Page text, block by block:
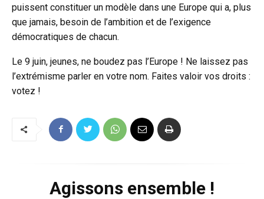
puissent constituer un modèle dans une Europe qui a, plus
que jamais, besoin de l’ambition et de l’exigence
démocratiques de chacun.
Le 9 juin, jeunes, ne boudez pas l’Europe ! Ne laissez pas
l’extrémisme parler en votre nom. Faites valoir vos droits :
votez !
Agissons ensemble !